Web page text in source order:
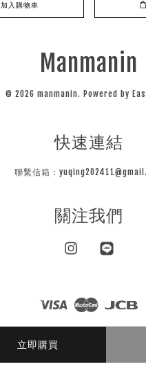
立即購買
加入購物車
Manmanin
© 2026 manmanin. Powered by
快速連結
聯繫信箱：
關注我們
Instagram
Visa Master